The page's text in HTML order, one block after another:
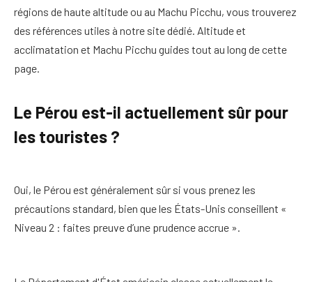
régions de haute altitude ou au Machu Picchu, vous trouverez
des références utiles à notre site dédié. Altitude et
acclimatation et Machu Picchu guides tout au long de cette
page.
Le Pérou est-il actuellement sûr pour
les touristes ?
Oui, le Pérou est généralement sûr si vous prenez les
précautions standard, bien que les États-Unis conseillent «
Niveau 2 : faites preuve d’une prudence accrue ».